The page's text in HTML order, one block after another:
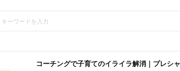
コーチングで子育てのイライラ解消｜プレシ